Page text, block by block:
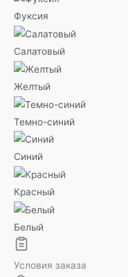
Фуксия
Салатовый
Желтый
Темно-синий
Синий
Красный
Белый
Условия заказа